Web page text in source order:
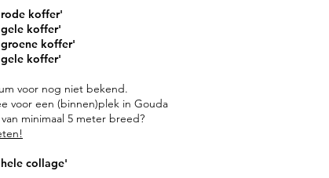
koffer'
koffer'
koffer'
koffer'
voor nog niet bekend.
voor een (binnen)plek in Gouda
minimaal 5 meter breed?
collage'​